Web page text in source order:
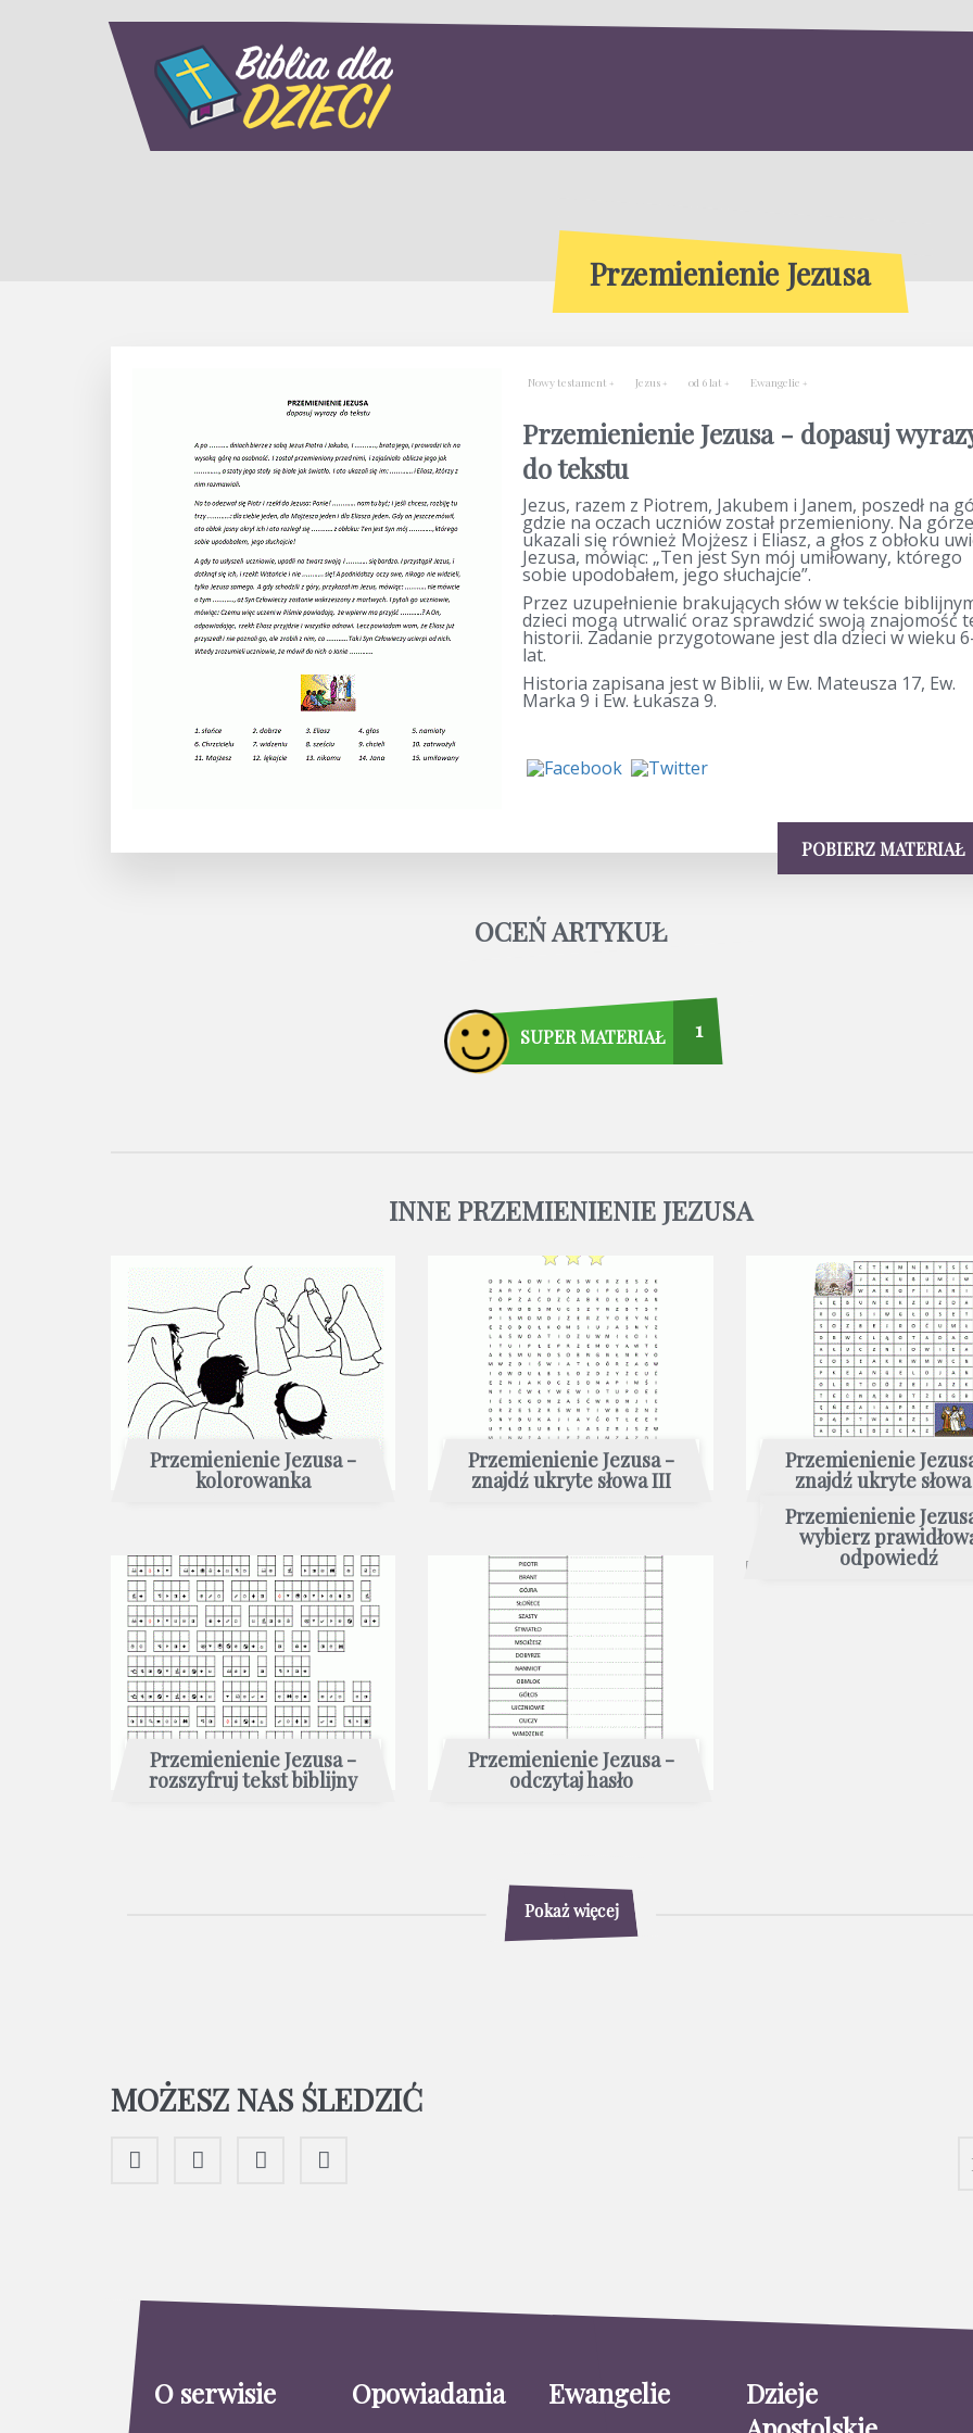
Przemienienie Jezusa
Nowy testament Jezus od 6 lat Ewangelie
Przemienienie Jezusa - dopasuj
do tekstu
Jezus, razem z Piotrem, Jakubem i Janem, poszedł na
gdzie na oczach uczniów został przemieniony. Na górze
ukazali się również Mojżesz i Eliasz, a głos z obłoku
Jezusa, mówiąc: „Ten jest Syn mój umiłowany, którego
sobie upodobałem, jego słuchajcie”.
Przez uzupełnienie brakujących słów w tekście
dzieci mogą utrwalić oraz sprawdzić swoją znajomość
historii. Zadanie przygotowane jest dla dzieci w wieku
lat.
Historia zapisana jest w Biblii, w Ew. Mateusza 17, Ew.
Marka 9 i Ew. Łukasza 9.
POBIERZ MATERIAŁ
OCEŃ ARTYKUŁ
SUPER MATERIAŁ 1
INNE PRZEMIENIENIE JEZUSA
Przemienienie Jezusa -
kolorowanka
Przemienienie Jezusa -
znajdź ukryte słowa III
Przemienienie
znajdź ukryte
Przemienienie Jezusa -
rozszyfruj tekst biblijny
Przemienienie Jezusa -
odczytaj hasło
Przemienienie
wybierz
odpowiedź
Pokaż więcej
MOŻESZ NAS ŚLEDZIĆ
O serwisie Opowiadania Ewangelie
Dzieje